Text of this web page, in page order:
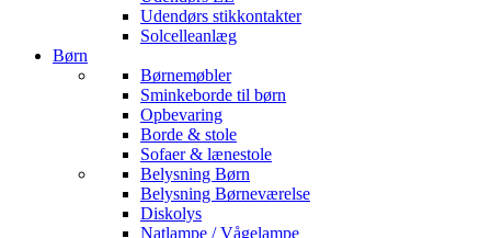
Udendørs stikkontakter
Solcelleanlæg
Børn
Børnemøbler
Sminkeborde til børn
Opbevaring
Borde & stole
Sofaer & lænestole
Belysning Børn
Belysning Børneværelse
Diskolys
Natlampe / Vågelampe